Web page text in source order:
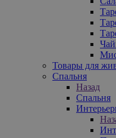
Товары для
Спальня
Назад
Спальня